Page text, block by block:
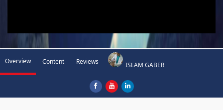
Overview Content Reviews ISLAM GABER